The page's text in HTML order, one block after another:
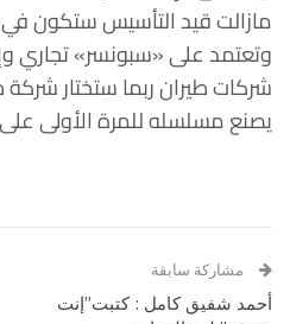
مازالت قيد التأسيس ستكون
وتعتمد على «سبونسر» تجاري
شركات طيران ربما ستختار شركة
يصنع مسلسله للمرة الأولى
مشاركة سابقة
أحمد شفيق كامل : كتبت”إنت